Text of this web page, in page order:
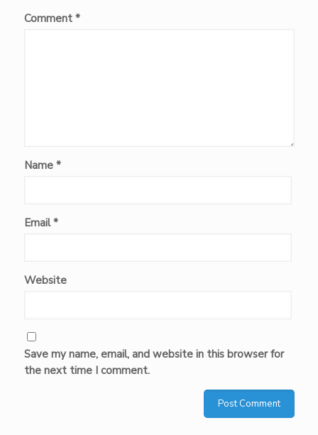
Comment *
Name *
Email*
Website
Save my name, email, and website in this browser for
the next time I comment.